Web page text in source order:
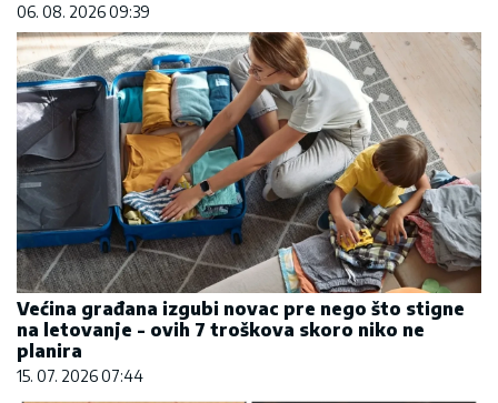
06. 08. 2026 09:39
Većina građana izgubi novac pre nego što stigne
na letovanje - ovih 7 troškova skoro niko ne
planira
15. 07. 2026 07:44